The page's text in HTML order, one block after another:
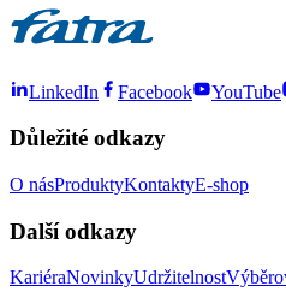
LinkedIn Facebook YouTube
Důležité odkazy
O násProduktyKontaktyE-shop
Další odkazy
KariéraNovinkyUdržitelnost